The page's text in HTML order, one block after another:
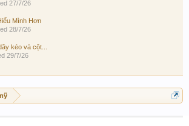
27/7/26
Mình Hơn
28/7/26
kéo và cột...
29/7/26